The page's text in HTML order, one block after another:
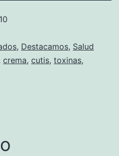
, Destacamos, Salud
crema, cutis, toxinas,